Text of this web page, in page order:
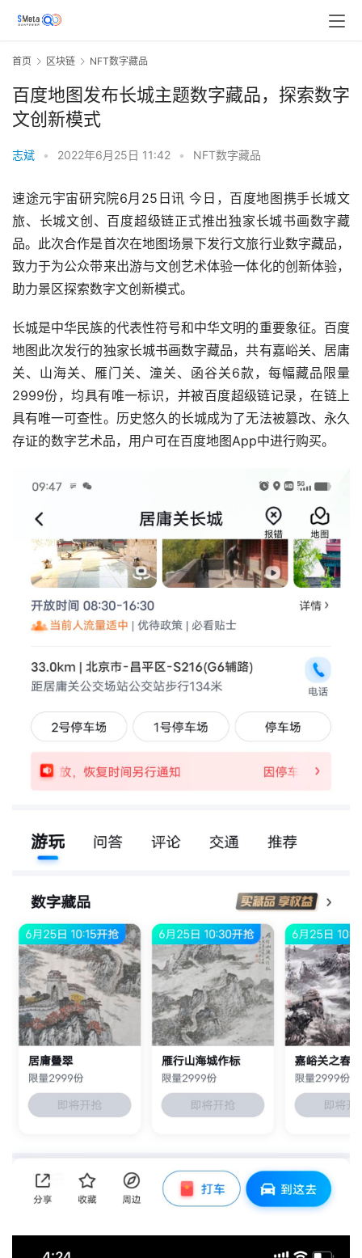
首页 区块链 NFT数字藏品
百度地图发布长城主题数字藏品，探索数字
文创新模式
志斌 • 2022年6月25日 11:42 • NFT数字藏品
速途元宇宙研究院6月25日讯 今日，百度地图携手长城文
旅、长城文创、百度超级链正式推出独家长城书画数字藏
品。此次合作是首次在地图场景下发行文旅行业数字藏品，
致力于为公众带来出游与文创艺术体验一体化的创新体验，
助力景区探索数字文创新模式。
长城是中华民族的代表性符号和中华文明的重要象征。百度
地图此次发行的独家长城书画数字藏品，共有嘉峪关、居庸
关、山海关、雁门关、潼关、函谷关6款，每幅藏品限量
2999份，均具有唯一标识，并被百度超级链记录，在链上
具有唯一可查性。历史悠久的长城成为了无法被篡改、永久
存证的数字艺术品，用户可在百度地图App中进行购买。